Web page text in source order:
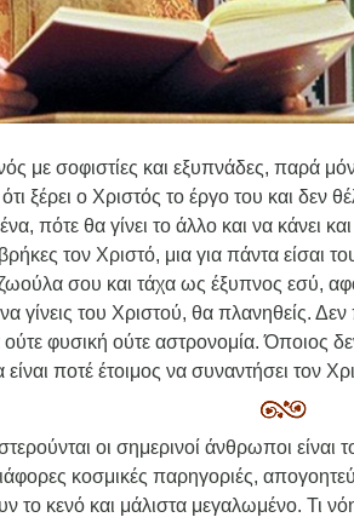
με σοφιστίες και εξυπνάδες, παρά
ξέρει ο Χριστός το έργο του και δεν
ένα, πότε θα γίνει το άλλο και να κάνει
τον Χριστό, μια για πάντα είσαι
σου και τάχα ως έξυπνος εσύ,
γίνεις του Χριστού, θα πλανηθείς.
ούτε φυσική ούτε αστρονομία. Όποιος
ποτέ έτοιμος να συναντήσει τον
οι σημερινοί άνθρωποι είναι
κοσμικές παρηγοριές,
το κενό και μάλιστα μεγαλωμένο. Τι